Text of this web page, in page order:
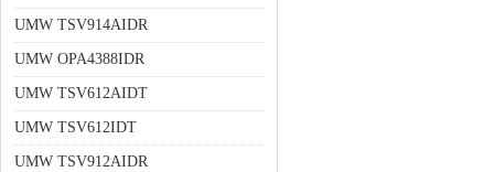
UMW TSV914AIDR
UMW OPA4388IDR
UMW TSV612AIDT
UMW TSV612IDT
UMW TSV912AIDR